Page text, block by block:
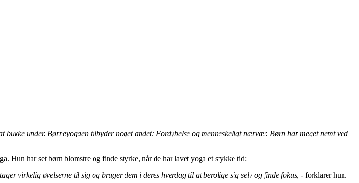
under. Børneyogaen tilbyder noget andet: Fordybelse og menneskeligt nærvær. Børn har meget nemt ved
Hun har set børn blomstre og finde styrke, når de har lavet yoga et stykke tid:
virkelig øvelserne til sig og bruger dem i deres hverdag til at berolige sig selv og finde fokus, - forklarer hun.